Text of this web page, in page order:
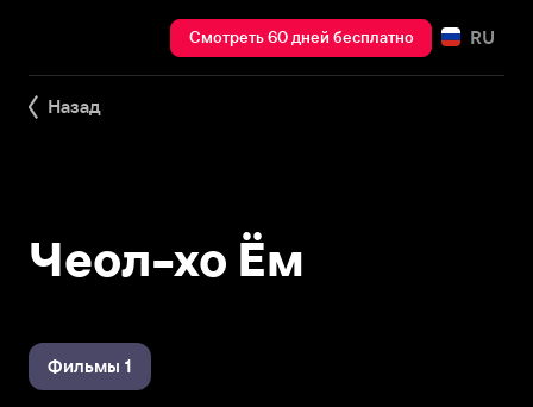
Смотреть 60 дней бесплатно RU
Назад
Чеол-хо Ём
Фильмы 1